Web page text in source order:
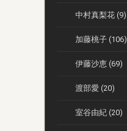
中村真梨花 (9)
加藤桃子 (106)
伊藤沙恵 (69)
渡部愛 (20)
室谷由紀 (20)